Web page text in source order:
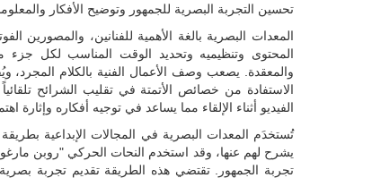
تحسين التجربة البصرية للجمهور وتوضيح الأفكار
المعدات البصرية بالغة الأهمية للفنانين، والمصورين
المحتوى وتنظيميه وتحديد الوقت المناسب لكل
والمعقدة. يصعب وصف الأعمال الفنية بالكلام
الفيديو أثناء الإلقاء مما يساعد في توجيه أفكاره وإثارة
تُستخدَم المعدات البصرية في المجالات الإبداعية
تجربة الجمهور. تقتضي هذه الطريقة تقديم تجربة